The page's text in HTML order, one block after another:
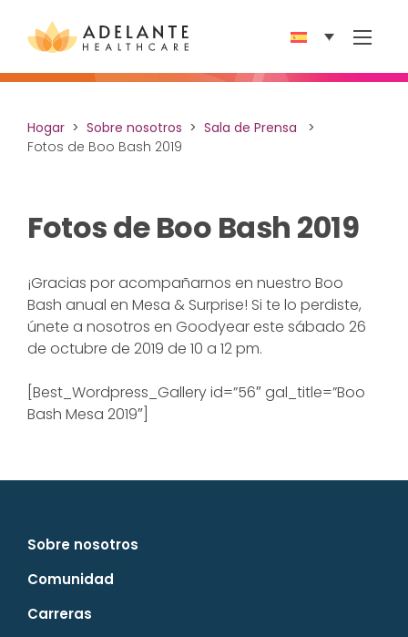
Show
Hogar Sobre nosotros
Sala de Prensa
Fotos de Boo Bash 2019
Fotos de Boo Bash 2019
¡Gracias por acompañarnos en nuestro Boo
Bash anual en Mesa & Surprise! Si te lo perdiste,
únete a nosotros en Goodyear este sábado 26
de octubre de 2019 de 10 a 12 pm.
[Best_Wordpress_Gallery id=”56″ gal_title=”Boo
Bash Mesa 2019″]
Sobre nosotros
Comunidad
Carreras